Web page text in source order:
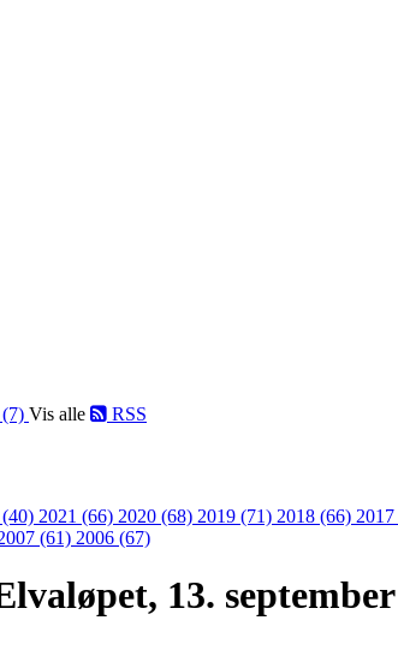
Vis alle RSS
2021 (66) 2020 (68) 2019 (71) 2018 (66)
(61) 2006 (67)
13. september